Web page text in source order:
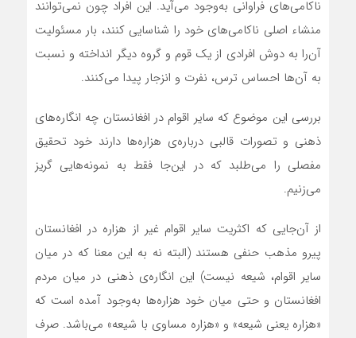
ناکامی‌های فراوانی به‌وجود می‌آید. این افراد چون نمی‌توانند
منشاء اصلی ناکامی‌های خود را شناسایی کنند، بار مسئولیت
آن‌را به دوش افرادی از یک قوم و گروه دیگر انداخته و نسبت
به آن‌ها احساس ترس، نفرت و انزجار پیدا می‌کنند.
بررسی این موضوع که سایر اقوام در افغانستان چه انگاره‌های
ذهنی و تصورات قالبی درباره‌ی هزاره‌ها دارند خود تحقیق
مفصلی را می‌طلبد که در این‌جا فقط به نمونه‌هایی گریز
می‌زنیم.
از آن‌جایی که اکثریت سایر اقوام غیر از هزاره‌ در افغانستان
پیرو مذهب حنفی هستند (البته نه به این معنا که در میان
سایر اقوام، شیعه نیست) این انگاره‌ی ذهنی در میان مردم
افغانستان و حتی میان خود هزاره‌ها به‌وجود آمده است که
«هزاره یعنی شیعه» و «هزاره مساوی با شیعه» می‌باشد. صرف